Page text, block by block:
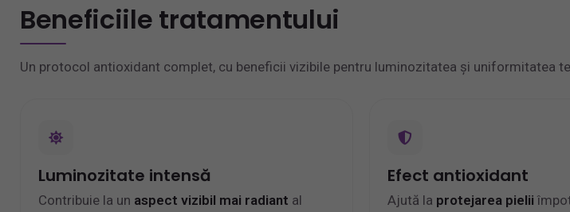
Beneficiile tratamentului
Un protocol antioxidant complet, cu beneficii vizibile pentru luminozitatea și uniformitatea
Luminozitate intensă
Contribuie la un aspect vizibil mai radiant al
Efect antioxidant
Ajută la protejarea pielii